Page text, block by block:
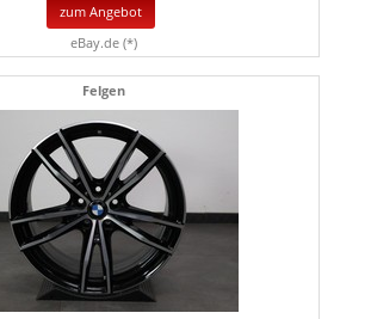
zum Angebot
eBay.de (*)
Felgen